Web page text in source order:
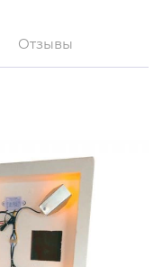
Отзывы